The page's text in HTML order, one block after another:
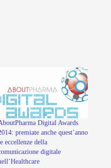
Digital Awards
premiate anche quest’anno
eccellenze della
digitale